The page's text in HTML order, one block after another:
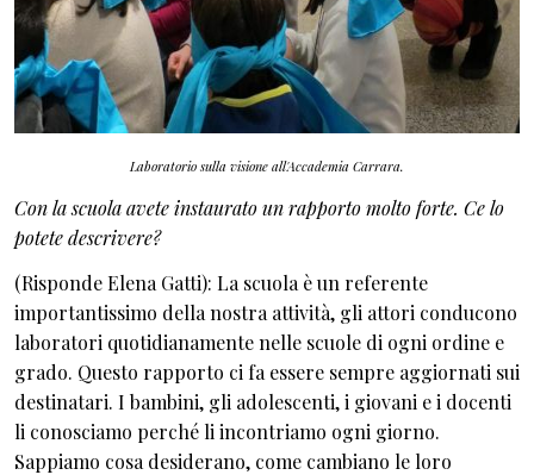
Laboratorio sulla visione all'Accademia Carrara.
Con la scuola avete instaurato un rapporto molto forte. Ce lo
potete descrivere?
(Risponde Elena Gatti): La scuola è un referente
importantissimo della nostra attività, gli attori conducono
laboratori quotidianamente nelle scuole di ogni ordine e
grado. Questo rapporto ci fa essere sempre aggiornati sui
destinatari. I bambini, gli adolescenti, i giovani e i docenti
li conosciamo perché li incontriamo ogni giorno.
Sappiamo cosa desiderano, come cambiano le loro